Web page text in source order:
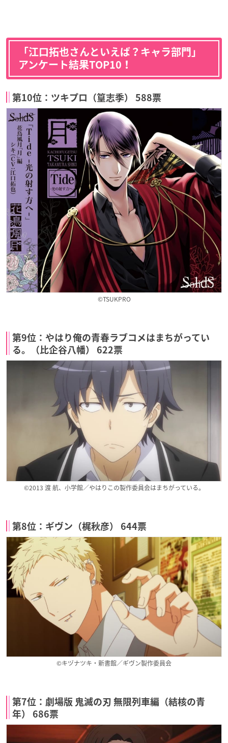
「江口拓也さんといえば？キャラ部門」
アンケート結果TOP10！
第10位：ツキプロ（篁志季） 588票
©TSUKPRO
第9位：やはり俺の青春ラブコメはまちがってい
る。（比企谷八幡） 622票
©2013 渡 航、小学館／やはりこの製作委員会はまちがっている。
第8位：ギヴン（梶秋彦） 644票
©キヅナツキ・新書館／ギヴン製作委員会
第7位：劇場版 鬼滅の刃 無限列車編（結核の青
年） 686票